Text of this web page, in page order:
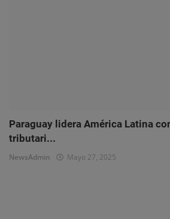
Paraguay lidera América Latina
tributari...
NewsAdmin Mayo 27, 2025